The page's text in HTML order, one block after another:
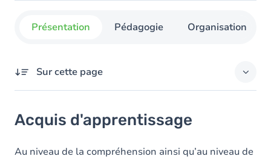
Présentation Pédagogie Organisation
Sur cette page
Objectifs
Contenu
Acquis d'apprentissage
Au niveau de la compréhension ainsi qu’au niveau de